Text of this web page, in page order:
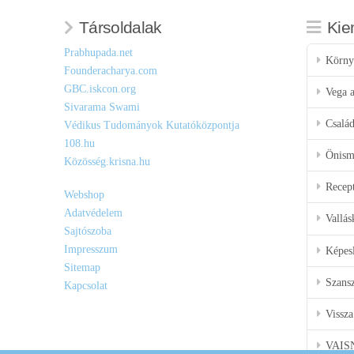
Társoldalak
Prabhupada.net
Founderacharya.com
GBC.iskcon.org
Sivarama Swami
Védikus Tudományok Kutatóközpontja
108.hu
Közösség.krisna.hu
Webshop
Adatvédelem
Sajtószoba
Impresszum
Sitemap
Kapcsolat
Vega
Család